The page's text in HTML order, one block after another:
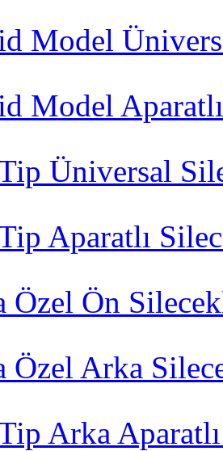
Model
Model
Üniversal
Aparatlı
Özel Ön
Özel Arka
Arka